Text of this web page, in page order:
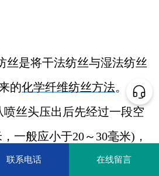
丝是将干法纺丝与湿法纺丝
的化学纤维纺丝方法。
丝头压出后先经过一段空
一般应小于20～30毫米)，
。空间的气体可以是空气或
联系电话 在线留言